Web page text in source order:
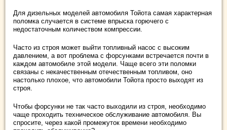
Для дизельных моделей автомобиля Тойота самая характерная
поломка случается в системе впрыска горючего с
недостаточным количеством компрессии.
Часто из строя может выйти топливный насос с высоким
давлением, а вот проблема с форсунками встречается почти в
каждом автомобиле этой модели. Чаще всего эти поломки
связаны с некачественным отечественным топливом, оно
настолько плохое, что автомобили Тойота просто выходят из
строя.
Чтобы форсунки не так часто выходили из строя, необходимо
чаще проходить техническое обслуживание автомобиля. Вы
спросите, через какой промежуток времени необходимо